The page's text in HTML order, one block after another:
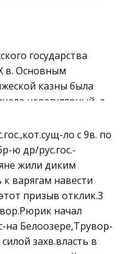
предприятия,
государства
в. Основным
казны была
нерегулярный, а
связного
расчет
с однополосной
вид модуляции
амплитудной
двухполосная АМ о
ло с 9в. по
ю др/рус.гос.-
жили диким
варягам навести
призыв отклик.3
начал
на Белоозере,Трувор-
захв.власть в